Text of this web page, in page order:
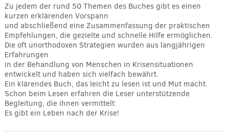
Zu jedem der rund 50 Themen des Buches gibt es einen
kurzen erklärenden Vorspann
und abschließend eine Zusammenfassung der praktischen
Empfehlungen, die gezielte und schnelle Hilfe ermöglichen.
Die oft unorthodoxen Strategien wurden aus langjährigen
Erfahrungen
in der Behandlung von Menschen in Krisensituationen
entwickelt und haben sich vielfach bewährt.
Ein klärendes Buch, das leicht zu lesen ist und Mut macht.
Schon beim Lesen erfahren die Leser unterstützende
Begleitung, die ihnen vermittelt:
Es gibt ein Leben nach der Krise!